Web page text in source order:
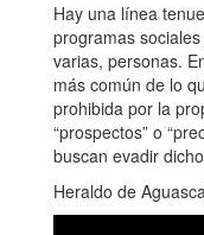
Hay una línea
programas
varias, personas.
más común de lo
prohibida por la
“prospectos” o
buscan evadir
Heraldo de